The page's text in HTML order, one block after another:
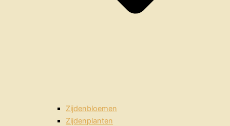
Zijdenbloemen
Zijdenplanten